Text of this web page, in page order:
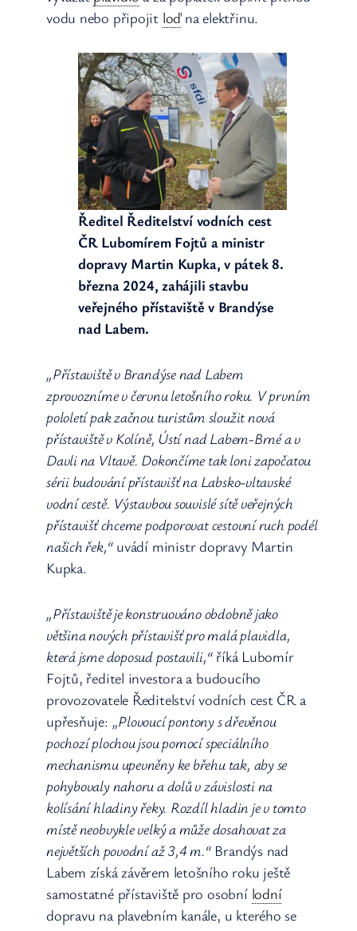
vodu nebo připojit loďna elektřinu.
Ředitel Ředitelství vodních cest
ČR Lubomírem Fojtů a ministr
dopravy Martin Kupka, v pátek 8.
března 2024, zahájili stavbu
veřejného přístaviště v Brandýse
nad Labem.
„Přístaviště v Brandýse nad Labem
zprovozníme v červnu letošního roku. V prvním
pololetí pak začnou turistům sloužit nová
přístaviště v Kolíně, Ústí nad Labem-Brné a v
Davli na Vltavě. Dokončíme tak loni započatou
sérii budování přístavišť na Labsko-vltavské
vodní cestě. Výstavbou souvislé sítě veřejných
přístavišť chceme podporovat cestovní ruch podél
našich řek,“uvádí ministr dopravy Martin
Kupka.
„Přístaviště je konstruováno obdobně jako
většina nových přístavišť pro malá plavidla,
která jsme doposud postavili,“říká Lubomír
Fojtů, ředitel investora a budoucího
provozovatele Ředitelství vodních cest ČR a
upřesňuje: „Plovoucí pontony s dřevěnou
pochozí plochou jsou pomocí speciálního
mechanismu upevněny ke břehu tak, aby se
pohybovaly nahoru a dolů v závislosti na
kolísání hladiny řeky. Rozdíl hladin je v tomto
místě neobvykle velký a může dosahovat za
největších povodní až 3,4 m.“Brandýs nad
Labem získá závěrem letošního roku ještě
samostatné přístaviště pro osobní lodní
dopravu na plavebním kanále, u kterého se